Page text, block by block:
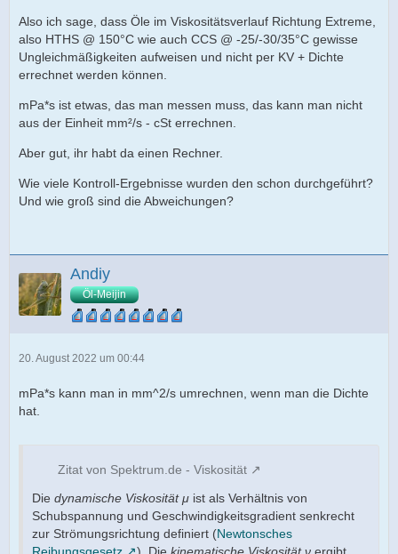
Also ich sage, dass Öle im Viskositätsverlauf Richtung Extreme,
also HTHS @ 150°C wie auch CCS @ -25/-30/35°C gewisse
Ungleichmäßigkeiten aufweisen und nicht per KV + Dichte
errechnet werden können.
mPa*s ist etwas, das man messen muss, das kann man nicht
aus der Einheit mm²/s - cSt errechnen.
Aber gut, ihr habt da einen Rechner.
Wie viele Kontroll-Ergebnisse wurden den schon durchgeführt?
Und wie groß sind die Abweichungen?
Andiy
Öl-Meijin
20. August 2022 um 00:44
mPa*s kann man in mm^2/s umrechnen, wenn man die Dichte
hat.
Zitat von Spektrum.de - Viskosität
Die dynamische Viskositätμ ist als Verhältnis von
Schubspannung und Geschwindigkeitsgradient senkrecht
zur Strömungsrichtung definiert (Newtonsches